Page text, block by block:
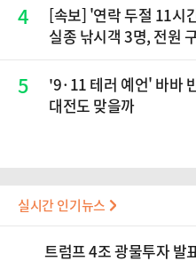
4
[속보] '연락 두절 11시
실종 낚시객 3명, 전원
5
'9·11 테러 예언' 바바
대전도 맞을까
실시간 인기뉴스
트럼프 4조 광물투자